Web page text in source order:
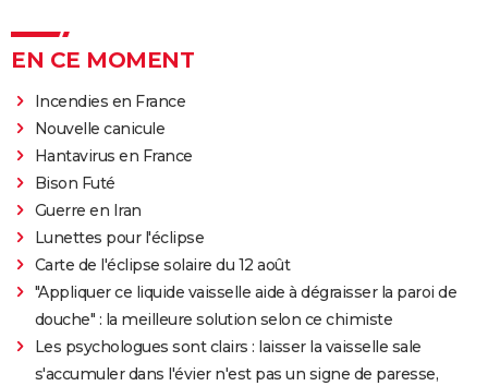
EN CE MOMENT
Incendies en France
Nouvelle canicule
Hantavirus en France
Bison Futé
Guerre en Iran
Lunettes pour l'éclipse
Carte de l'éclipse solaire du 12 août
"Appliquer ce liquide vaisselle aide à dégraisser la paroi de
douche" : la meilleure solution selon ce chimiste
Les psychologues sont clairs : laisser la vaisselle sale
s'accumuler dans l'évier n'est pas un signe de paresse,